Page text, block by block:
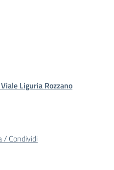
Viale Liguria Rozzano
/ Condividi